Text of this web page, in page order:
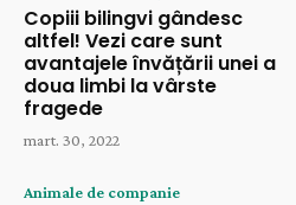
Copiii bilingvi gândesc
altfel! Vezi care sunt
avantajele învățării unei a
doua limbi la vârste
fragede
mart. 30, 2022
Animale de companie